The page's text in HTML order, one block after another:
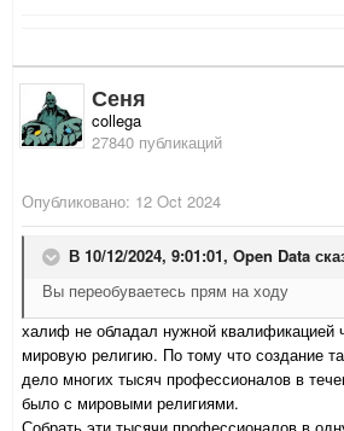
Сеня
collega
27840 публикаций
Опубликовано: 12 Oct 2024
В 10/12/2024, 9:01:01, Open Data
Вы переобуваетесь прям на ходу
халиф не обладал нужной квалификацией
мировую религию. По тому что создание
дело многих тысяч профессионалов в
было с мировыми религиями.